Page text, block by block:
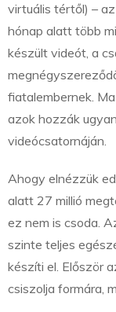
virtuális tértől) –
hónap alatt több
készült videót, a
fiatalembernek.
azok hozzák
videócsatornáján.
Ahogy elnézzük
alatt 27 millió
ez nem is csoda.
szinte teljes
készíti el. Először
csiszolja formára,